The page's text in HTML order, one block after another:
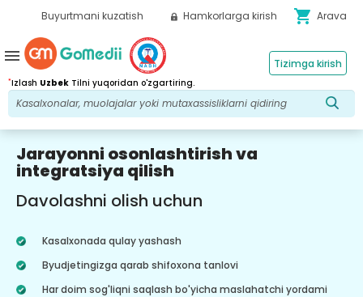
Buyurtmani kuzatish Hamkorlarga kirish shopping_cart Arava
*Izlash Uzbek Tilni yuqoridan o'zgartiring.
Tizimga kirish
menu
Jarayonni osonlashtirish va
integratsiya qilish
Davolashni olish uchun
Kasalxonada qulay yashash
Byudjetingizga qarab shifoxona tanlovi
Har doim sog'liqni saqlash bo'yicha maslahatchi yordami